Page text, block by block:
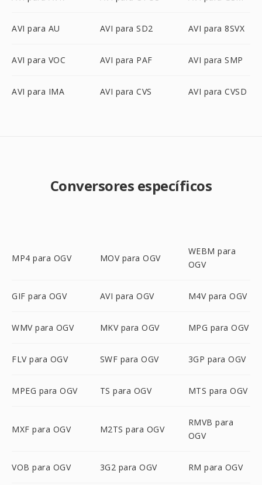
AVI para AU AVI para SD2 AVI para 8SVX
AVI para VOC AVI para PAF AVI para SMP
AVI para IMA AVI para CVS AVI para CVSD
Conversores específicos
MP4 para OGV MOV para OGV
WEBM para
OGV
GIF para OGV AVI para OGV M4V para OGV
WMV para OGV MKV para OGV MPG para OGV
FLV para OGV SWF para OGV 3GP para OGV
MPEG para OGV TS para OGV MTS para OGV
MXF para OGV M2TS para OGV
RMVB para
OGV
VOB para OGV 3G2 para OGV RM para OGV